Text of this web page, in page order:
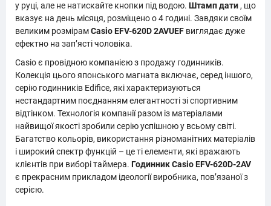
у руці, але не натискайте кнопки під водою. Штамп дати , що
вказує на день місяця, розміщено о 4 годині. Завдяки своїм
великим розмірамCasio EFV-620D 2AVUEF виглядає дуже
ефектно на зап’ясті чоловіка.
Casio є провідною компанією з продажу годинників.
Колекція цього японського магната включає, серед іншого,
серію годинників Edifice, які характеризуються
нестандартним поєднанням елегантності зі спортивним
відтінком. Технологія компанії разом із матеріалами
найвищої якості зробили серію успішною у всьому світі.
Багатство кольорів, використання різноманітних матеріалів
і широкий спектр функцій – це ті елементи, які вражають
клієнтів при виборі таймера. Годинник Casio EFV-620D-2AV
є прекрасним прикладом ідеології виробника, пов’язаної з
серією.